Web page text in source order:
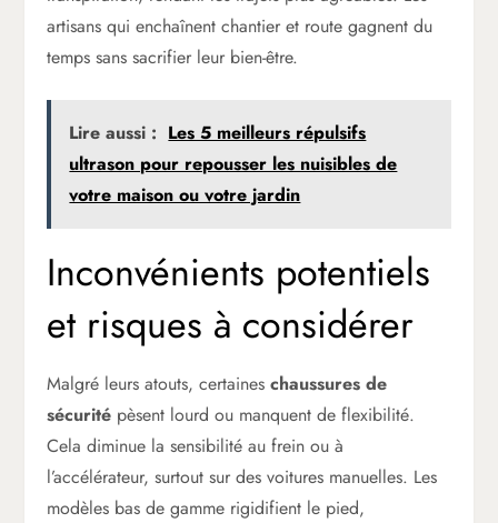
artisans qui enchaînent chantier et route gagnent du
temps sans sacrifier leur bien-être.
Lire aussi : Les 5 meilleurs répulsifs
ultrason pour repousser les nuisibles de
votre maison ou votre jardin
Inconvénients potentiels
et risques à considérer
Malgré leurs atouts, certaineschaussures de
sécurité pèsent lourd ou manquent de flexibilité.
Cela diminue la sensibilité au frein ou à
l’accélérateur, surtout sur des voitures manuelles. Les
modèles bas de gamme rigidifient le pied,